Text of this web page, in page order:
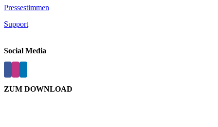
Pressestimmen
Support
Social Media
ZUM DOWNLOAD